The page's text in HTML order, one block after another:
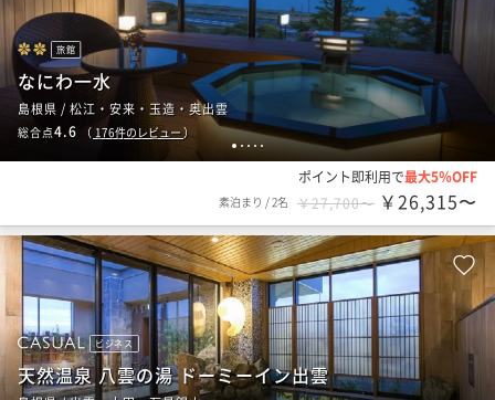
12345
旅館
なにわ一水
島根県 / 松江・安来・玉造・奥出雲
総合点4.6 （ 176件のレビュー）
ポイント即利用で最大5％OFF
素泊まり /2名 ￥27,700〜 ￥26,315〜
ビジネス
天然温泉 八雲の湯 ドーミーイン出雲